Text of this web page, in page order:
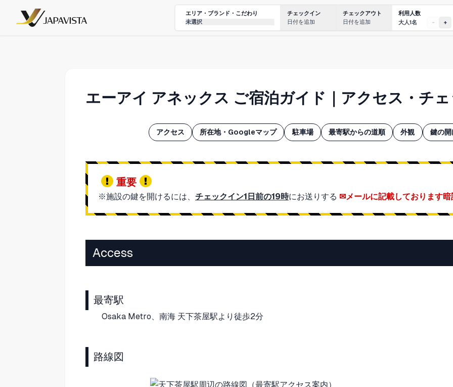
エリア・ブランド・こだわり
未選択
チェックイン
日付を追加
チェックアウト
日付を追加
利用人数
大人1名
- +
エーアイ アネックス ご宿泊ガイド｜アクセス・チ
アクセス 所在地・Googleマップ 駐車場 最寄駅からの道順 外観 鍵の開
重要
※施設の鍵を開けるには、 チェックイン1日前の19時にお送りする メールに記載しております
Access
最寄駅
Osaka Metro、南海 天下茶屋駅より徒歩2分
路線図